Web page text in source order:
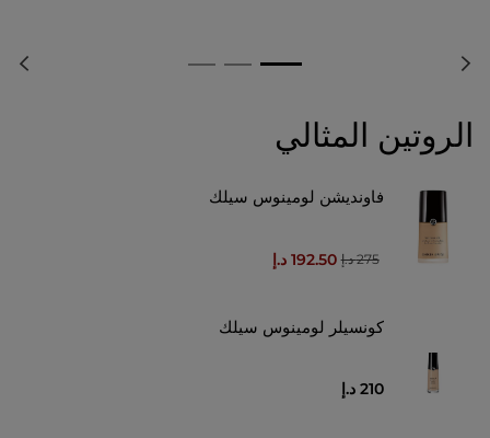
الروتين المثالي
فاونديشن لومينوس سيلك
275 د.إ 192.50 د.إ
كونسيلر لومينوس سيلك
210 د.إ